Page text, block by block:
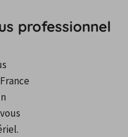
professionnel